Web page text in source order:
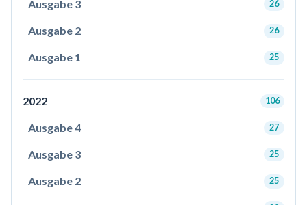
Ausgabe 3 26
Ausgabe 2 26
Ausgabe 1 25
2022 106
Ausgabe 4 27
Ausgabe 3 25
Ausgabe 2 25